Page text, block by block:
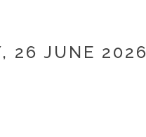
26 JUNE 2026